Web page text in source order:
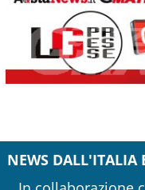
NEWS DALL'ITALIA